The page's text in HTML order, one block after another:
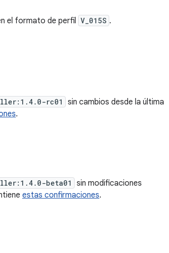
el formato de perfil V_015S .
rc01
sin cambios desde la última
.
beta01
sin modificaciones
estas confirmaciones.